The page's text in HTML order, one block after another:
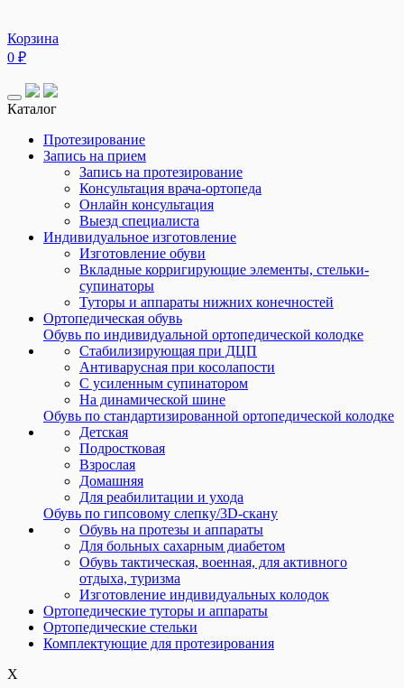
Корзина
0 ₽
Каталог
Протезирование
Запись на прием
Запись на протезирование
Консультация врача-ортопеда
Онлайн консультация
Выезд специалиста
Индивидуальное изготовление
Изготовление обуви
Вкладные корригирующие элементы, стельки-
супинаторы
Туторы и аппараты нижних конечностей
Ортопедическая обувь
Обувь по индивидуальной ортопедической колодке
Стабилизирующая при ДЦП
Антиварусная при косолапости
С усиленным супинатором
На динамической шине
Обувь по стандартизированной ортопедической колодке
Детская
Подростковая
Взрослая
Домашняя
Для реабилитации и ухода
Обувь по гипсовому слепку/3D-скану
Обувь на протезы и аппараты
Для больных сахарным диабетом
Обувь тактическая, военная, для активного
отдыха, туризма
Изготовление индивидуальных колодок
Ортопедические туторы и аппараты
Ортопедические cтельки
Комплектующие для протезирования
X